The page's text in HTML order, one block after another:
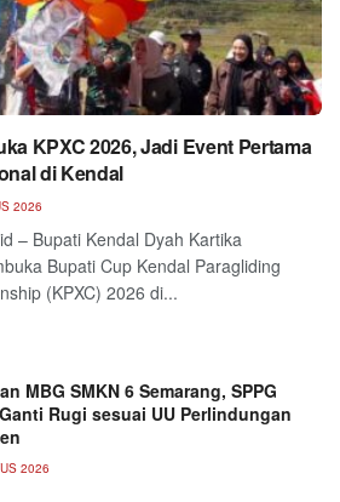
KPXC 2026, Jadi Event Pertama
di Kendal
2026
– Bupati Kendal Dyah Kartika
Bupati Cup Kendal Paragliding
(KPXC) 2026 di...
MBG SMKN 6 Semarang, SPPG
Rugi sesuai UU Perlindungan
2026